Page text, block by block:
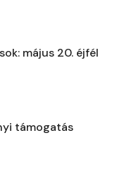
május 20. éjfél
támogatás